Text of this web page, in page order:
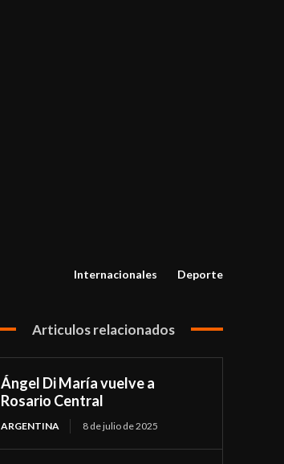
Internacionales Deporte
Articulos relacionados
Ángel Di María vuelve a
Rosario Central
ARGENTINA 8 de julio de 2025